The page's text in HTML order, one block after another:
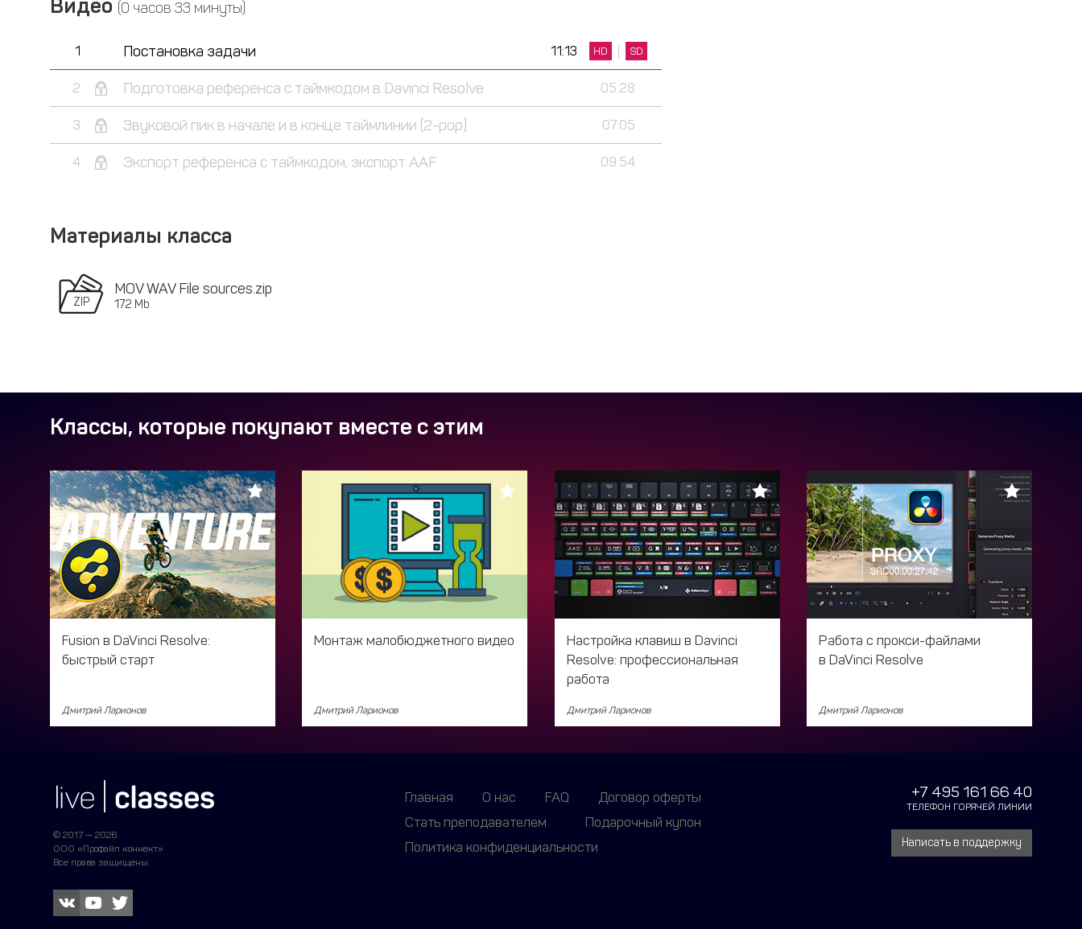
Видео (0 часов 33 минуты)
1 Постановка задачи 11:13 HD SD
2 Подготовка референса с таймкодом в Davinci Resolve 05:28
3 Звуковой пик в начале и в конце таймлинии (2-pop) 07:05
4 Экспорт референса с таймкодом, экспорт AAF 09:54
Материалы класса
MOV WAV File sources.zip
172 Mb
Классы, которые покупают вместе с этим
Fusion в DaVinci Resolve:
быстрый старт
Дмитрий Ларионов
Монтаж малобюджетного видео
Дмитрий Ларионов
Настройка клавиш в Davinci
Resolve: профессиональная
работа
Дмитрий Ларионов
Работа с прокси-файлами
в DaVinci Resolve
Дмитрий Ларионов
© 2017 — 2026
ООО «Профайл коннект»
Все права защищены
Главная О нас FAQ
Договор оферты
Стать преподавателем
Подарочный купон
Политика конфиденциальности
+7 495 161 66 40
ТЕЛЕФОН ГОРЯЧЕЙ ЛИНИИ
Написать в поддержку